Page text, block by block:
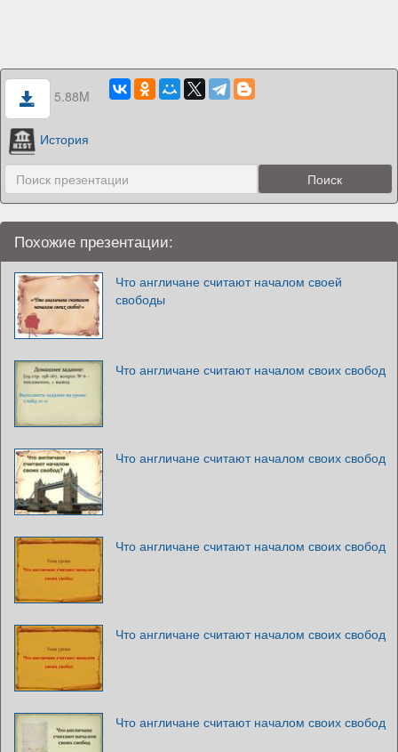
5.88M
История
Похожие презентации:
Что англичане считают началом своей
свободы
Что англичане считают началом своих свобод
Что англичане считают началом своих свобод
Что англичане считают началом своих свобод
Что англичане считают началом своих свобод
Что англичане считают началом своих свобод